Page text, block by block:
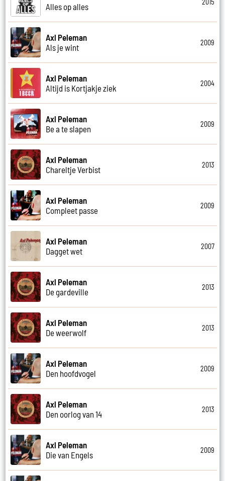
Alles op alles
2015
Axl Peleman
Als je wint
2009
Axl Peleman
Altijd is Kortjakje ziek
2004
Axl Peleman
Be a te slapen
2009
Axl Peleman
Chareltje Verbist
2013
Axl Peleman
Compleet passe
2009
Axl Peleman
Dagget wet
2007
Axl Peleman
De gardeville
2013
Axl Peleman
De weerwolf
2013
Axl Peleman
Den hoofdvogel
2009
Axl Peleman
Den oorlog van 14
2013
Axl Peleman
Die van Engels
2009